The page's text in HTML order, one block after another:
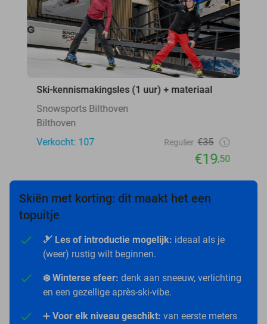
Ski-kennismakingsles (1 uur) + materiaal
Snowsports Bilthoven
Bilthoven
Verkocht: 107
Regulier €35
€19,50
Skiën met korting: dit maakt het een
topuitje
🎿 Les of introductie mogelijk: ideaal als je
(weer) rustig wilt beginnen.
❄️ Winterse sfeer: denk aan sneeuw, verlichting
en een gezellige après-ski-vibe.
➕ Voor elk niveau geschikt: van eerste meters